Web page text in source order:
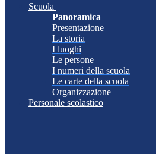
Scuola
Panoramica
Presentazione
La storia
I luoghi
Le persone
I numeri della scuola
Le carte della scuola
Organizzazione
Personale scolastico